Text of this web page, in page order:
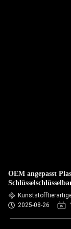
OEM angepasst
2025-08-26